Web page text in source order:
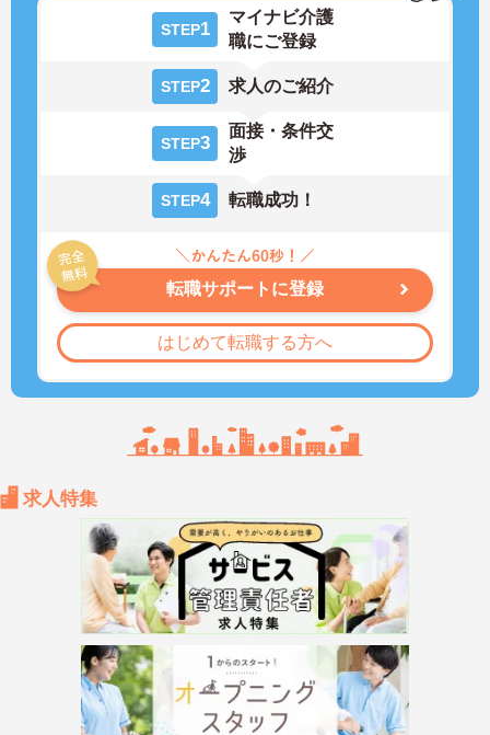
STEP1
マイナビ介護
職にご登録
STEP2 求人のご紹介
STEP3
面接・条件交
渉
STEP4 転職成功！
転職サポートに登録
はじめて転職する方へ
求人特集